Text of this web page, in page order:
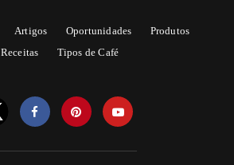
Artigos Oportunidades
Produtos
Receitas
Tipos de Café